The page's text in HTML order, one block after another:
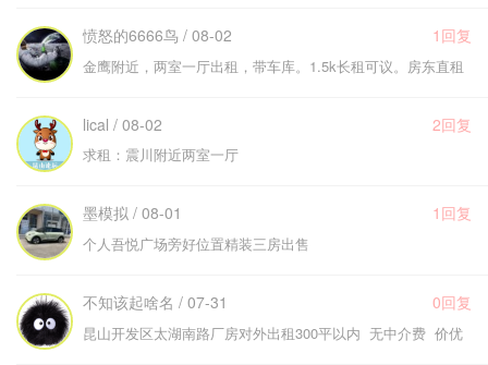
愤怒的6666鸟 / 08-02 1回复
金鹰附近，两室一厅出租，带车库。1.5k长租可议。房东直租
lical / 08-02 2回复
求租：震川附近两室一厅
墨模拟 / 08-01 1回复
个人吾悦广场旁好位置精装三房出售
不知该起啥名 / 07-31 0回复
昆山开发区太湖南路厂房对外出租300平以内 无中介费 价优